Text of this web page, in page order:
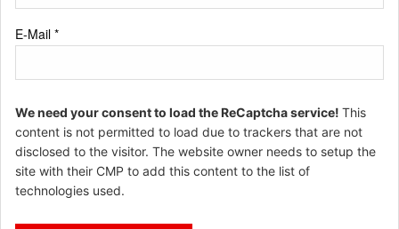
E-Mail *
We need your consent to load the ReCaptcha service! This
content is not permitted to load due to trackers that are not
disclosed to the visitor. The website owner needs to setup the
site with their CMP to add this content to the list of
technologies used.